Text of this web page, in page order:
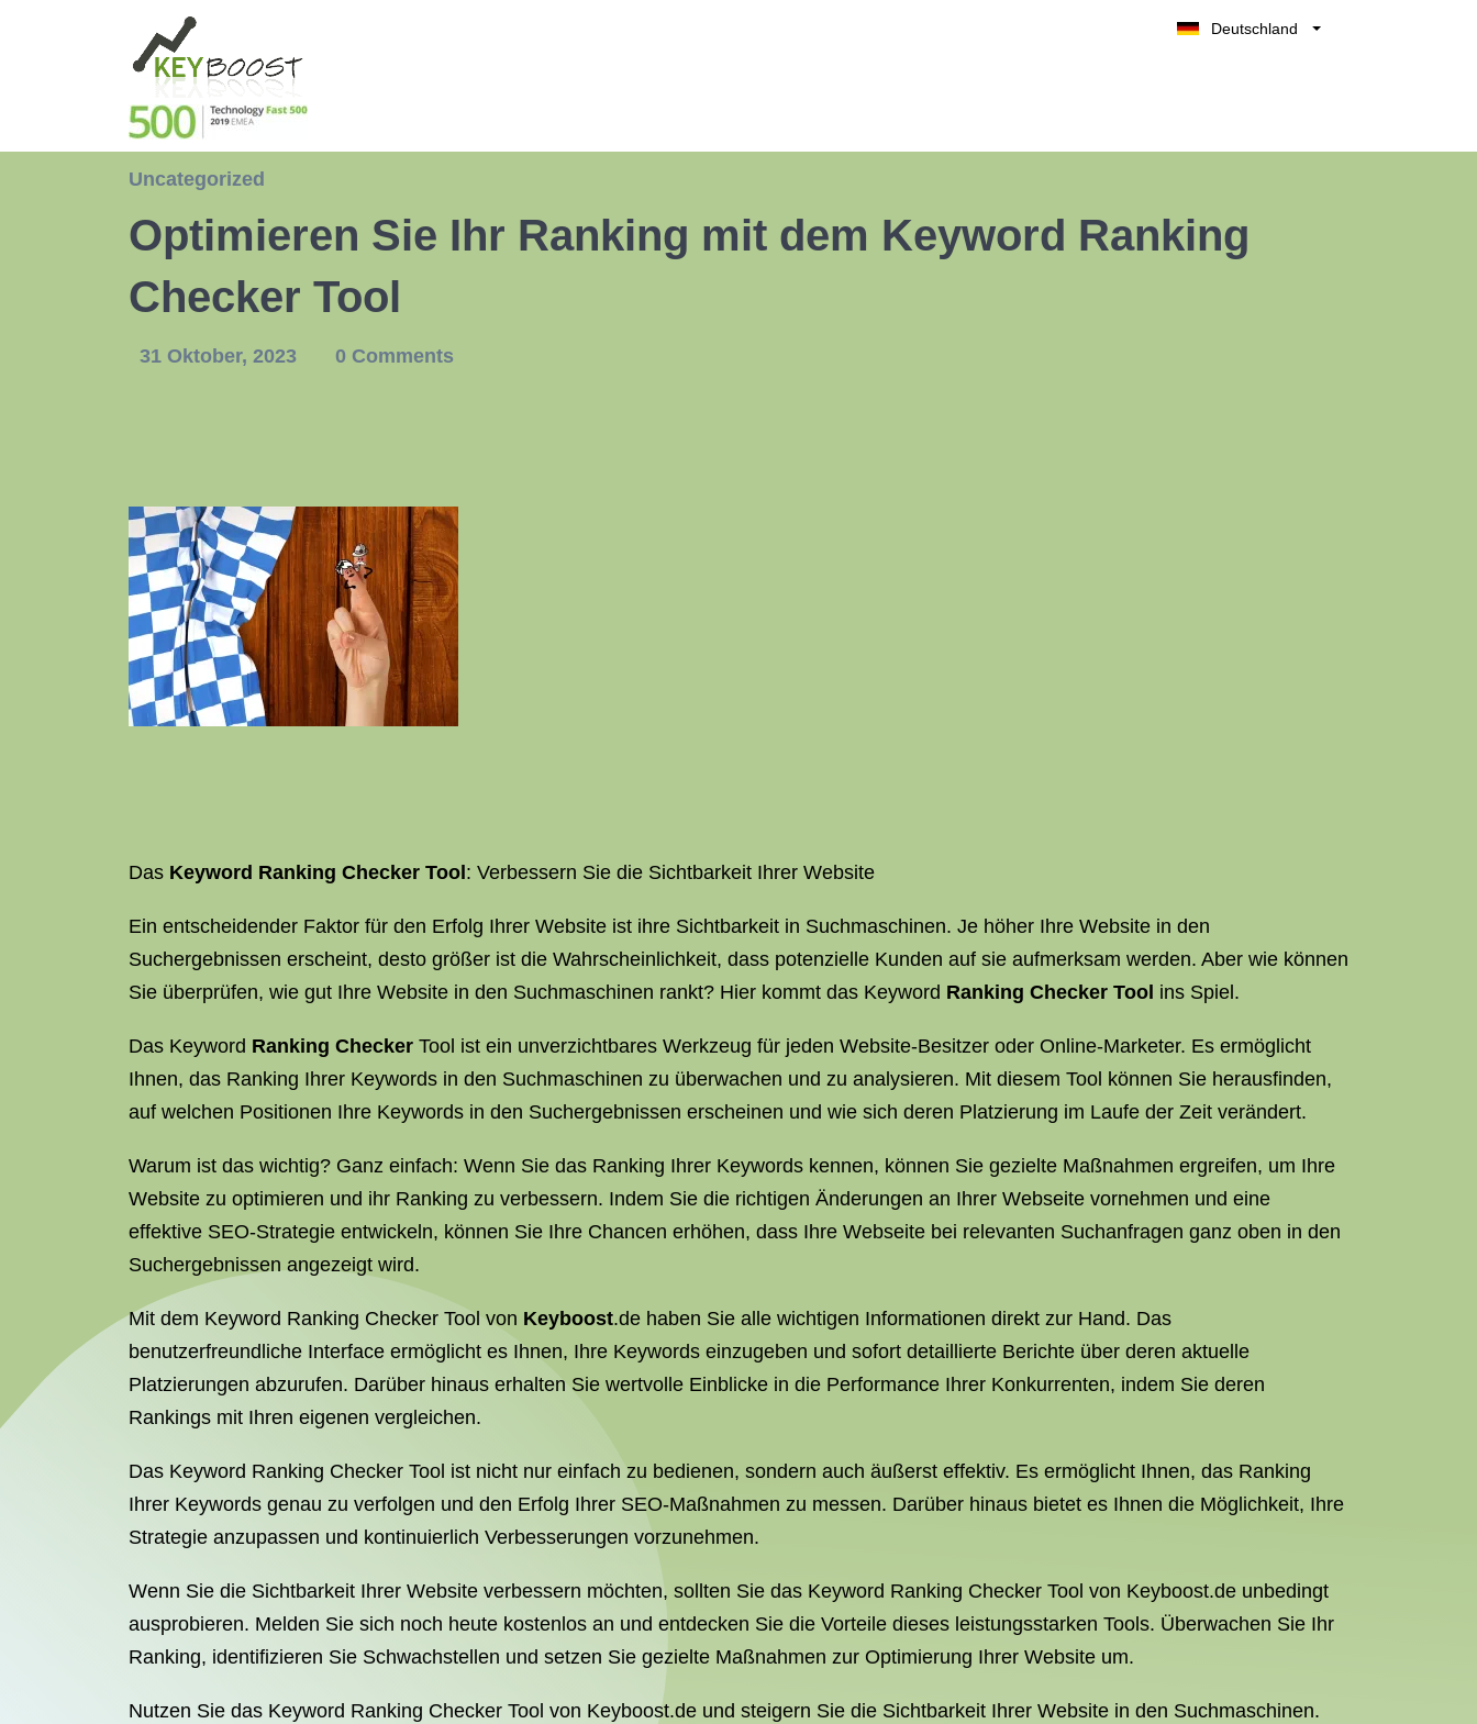
Deutschland
España
Uncategorized
Optimieren Sie Ihr Ranking mit dem Keyword Ranking
Checker Tool
31 Oktober, 2023 0 Comments
Das Keyword Ranking Checker Tool : Verbessern Sie die Sichtbarkeit Ihrer Website
Ein entscheidender Faktor für den Erfolg Ihrer Website ist ihre Sichtbarkeit in Suchmaschinen. Je höher Ihre Website in den
Suchergebnissen erscheint, desto größer ist die Wahrscheinlichkeit, dass potenzielle Kunden auf sie aufmerksam werden. Aber wie können
Sie überprüfen, wie gut Ihre Website in den Suchmaschinen rankt? Hier kommt das Keyword Ranking Checker Tool ins Spiel.
Das Keyword Ranking Checker Tool ist ein unverzichtbares Werkzeug für jeden Website-Besitzer oder Online-Marketer. Es ermöglicht
Ihnen, das Ranking Ihrer Keywords in den Suchmaschinen zu überwachen und zu analysieren. Mit diesem Tool können Sie herausfinden,
auf welchen Positionen Ihre Keywords in den Suchergebnissen erscheinen und wie sich deren Platzierung im Laufe der Zeit verändert.
Warum ist das wichtig? Ganz einfach: Wenn Sie das Ranking Ihrer Keywords kennen, können Sie gezielte Maßnahmen ergreifen, um Ihre
Website zu optimieren und ihr Ranking zu verbessern. Indem Sie die richtigen Änderungen an Ihrer Webseite vornehmen und eine
effektive SEO-Strategie entwickeln, können Sie Ihre Chancen erhöhen, dass Ihre Webseite bei relevanten Suchanfragen ganz oben in den
Suchergebnissen angezeigt wird.
Mit dem Keyword Ranking Checker Tool von Keyboost.de haben Sie alle wichtigen Informationen direkt zur Hand. Das
benutzerfreundliche Interface ermöglicht es Ihnen, Ihre Keywords einzugeben und sofort detaillierte Berichte über deren aktuelle
Platzierungen abzurufen. Darüber hinaus erhalten Sie wertvolle Einblicke in die Performance Ihrer Konkurrenten, indem Sie deren
Rankings mit Ihren eigenen vergleichen.
Das Keyword Ranking Checker Tool ist nicht nur einfach zu bedienen, sondern auch äußerst effektiv. Es ermöglicht Ihnen, das Ranking
Ihrer Keywords genau zu verfolgen und den Erfolg Ihrer SEO-Maßnahmen zu messen. Darüber hinaus bietet es Ihnen die Möglichkeit, Ihre
Strategie anzupassen und kontinuierlich Verbesserungen vorzunehmen.
Wenn Sie die Sichtbarkeit Ihrer Website verbessern möchten, sollten Sie das Keyword Ranking Checker Tool von Keyboost.de unbedingt
ausprobieren. Melden Sie sich noch heute kostenlos an und entdecken Sie die Vorteile dieses leistungsstarken Tools. Überwachen Sie Ihr
Ranking, identifizieren Sie Schwachstellen und setzen Sie gezielte Maßnahmen zur Optimierung Ihrer Website um.
Nutzen Sie das Keyword Ranking Checker Tool von Keyboost.de und steigern Sie die Sichtbarkeit Ihrer Website in den Suchmaschinen.